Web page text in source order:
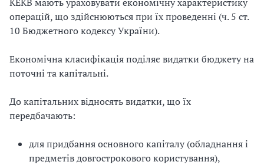
операцій, що здійснюються при їх проведенні (ч. 5 ст.
10 Бюджетного кодексу України).
Економічна класифікація поділяє видатки бюджету на
поточні та капітальні.
До капітальних відносять видатки, що їх
передбачають:
для придбання основного капіталу (обладнання і
предметів довгострокового користування),